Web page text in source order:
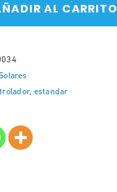
AL CARRITO
, estandar